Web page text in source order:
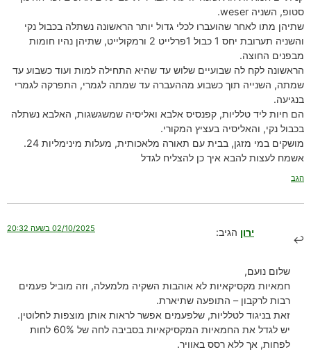
סטופ, השניה weser.
שתיהן מתו לאחר שהועברו לכלי גדול יותר הראשונה נשתלה בכבול נקי
והשניה תערובת יחס 1 כבול 1פרלייט 2 ורמקולייט, שתיהן נהיו חומות
מבפנים החוצה.
הראשונה לקח לה שבועיים שלוש עד שהיא התחילה למות ועוד כשבוע עד
שמתה, השנייה תוך כשבוע מההעברה עד שמתה לגמרי, התפרקה לגמרי
בנגיעה.
הם חיות ליד טלליות, קפנסיס אלבא ואליסיה שמשגשגות, האלבא נשתלה
בכבול נקי, והאליסיה בעציץ המקורי.
מושקים במי מזגן, בבית עם תאורה מלאכותית, מעלות מינימליות 24.
אשמח לעצות להבא איך כן להצליח לגדל
הגב
ירון הגיב: 02/10/2025 בשעה 20:32
שלום נועם,
חמאיות מקסיקאיות לא אוהבות השקיה מלמעלה, וזה מוביל פעמים
רבות לרקבון – התופעה שתיארת.
זאת בניגוד לטלליות, שלפעמים אפשר לראות אותן מוצפות לחלוטין.
יש לגדל את החמאיות המקסיקאיות בסביבה לחה של 60% לחות
לפחות, אך ללא רסס באוויר.